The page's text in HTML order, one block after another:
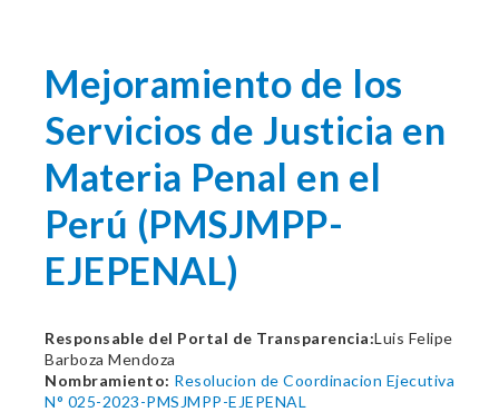
Mejoramiento de los
Servicios de Justicia en
Materia Penal en el
Perú (PMSJMPP-
EJEPENAL)
Responsable del Portal de Transparencia:Luis Felipe
Barboza Mendoza
Nombramiento: Resolucion de Coordinacion Ejecutiva
N° 025-2023-PMSJMPP-EJEPENAL